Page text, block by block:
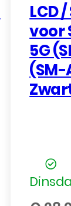
LCD
voor
5G
(SM-